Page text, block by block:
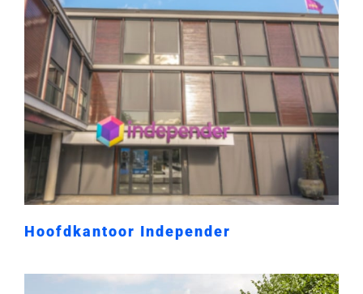
Hoofdkantoor Independer